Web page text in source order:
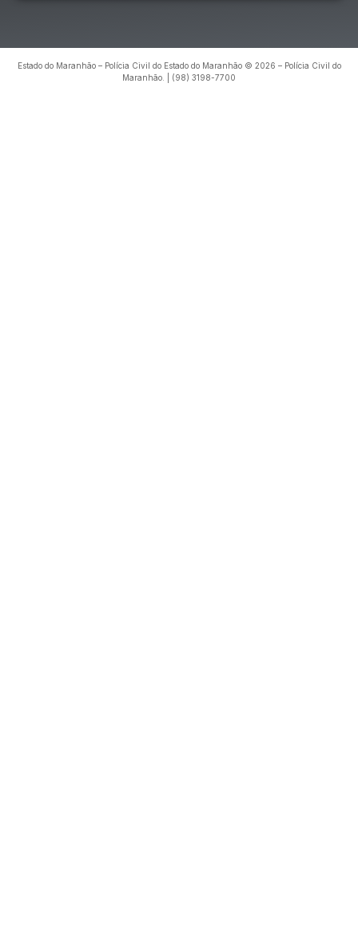
Estado do Maranhão – Polícia Civil do Estado do Maranhão © 2026 – Polícia Civil do
Maranhão. | (98) 3198-7700